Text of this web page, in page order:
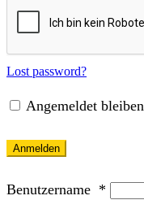
Lost password?
Angemeldet bleiben
Anmelden
Benutzername *